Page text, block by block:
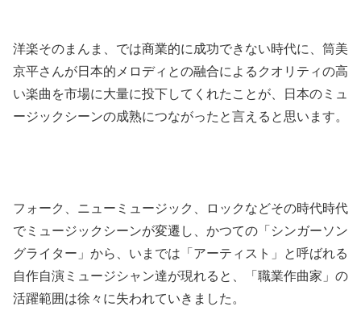
洋楽そのまんま、では商業的に成功できない時代に、筒美
京平さんが日本的メロディとの融合によるクオリティの高
い楽曲を市場に大量に投下してくれたことが、日本のミュ
ージックシーンの成熟につながったと言えると思います。
フォーク、ニューミュージック、ロックなどその時代時代
でミュージックシーンが変遷し、かつての「シンガーソン
グライター」から、いまでは「アーティスト」と呼ばれる
自作自演ミュージシャン達が現れると、「職業作曲家」の
活躍範囲は徐々に失われていきました。